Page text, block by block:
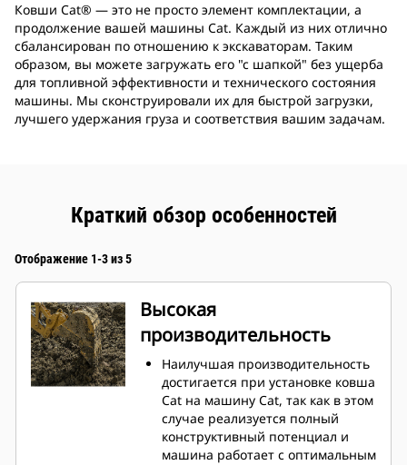
Ковши Cat® ― это не просто элемент комплектации, а
продолжение вашей машины Cat. Каждый из них отлично
сбалансирован по отношению к экскаваторам. Таким
образом, вы можете загружать его "с шапкой" без ущерба
для топливной эффективности и технического состояния
машины. Мы сконструировали их для быстрой загрузки,
лучшего удержания груза и соответствия вашим задачам.
Краткий обзор особенностей
Отображение 1-3 из 5
Высокая
производительность
Наилучшая производительность
достигается при установке ковша
Cat на машину Cat, так как в этом
случае реализуется полный
конструктивный потенциал и
машина работает с оптимальным